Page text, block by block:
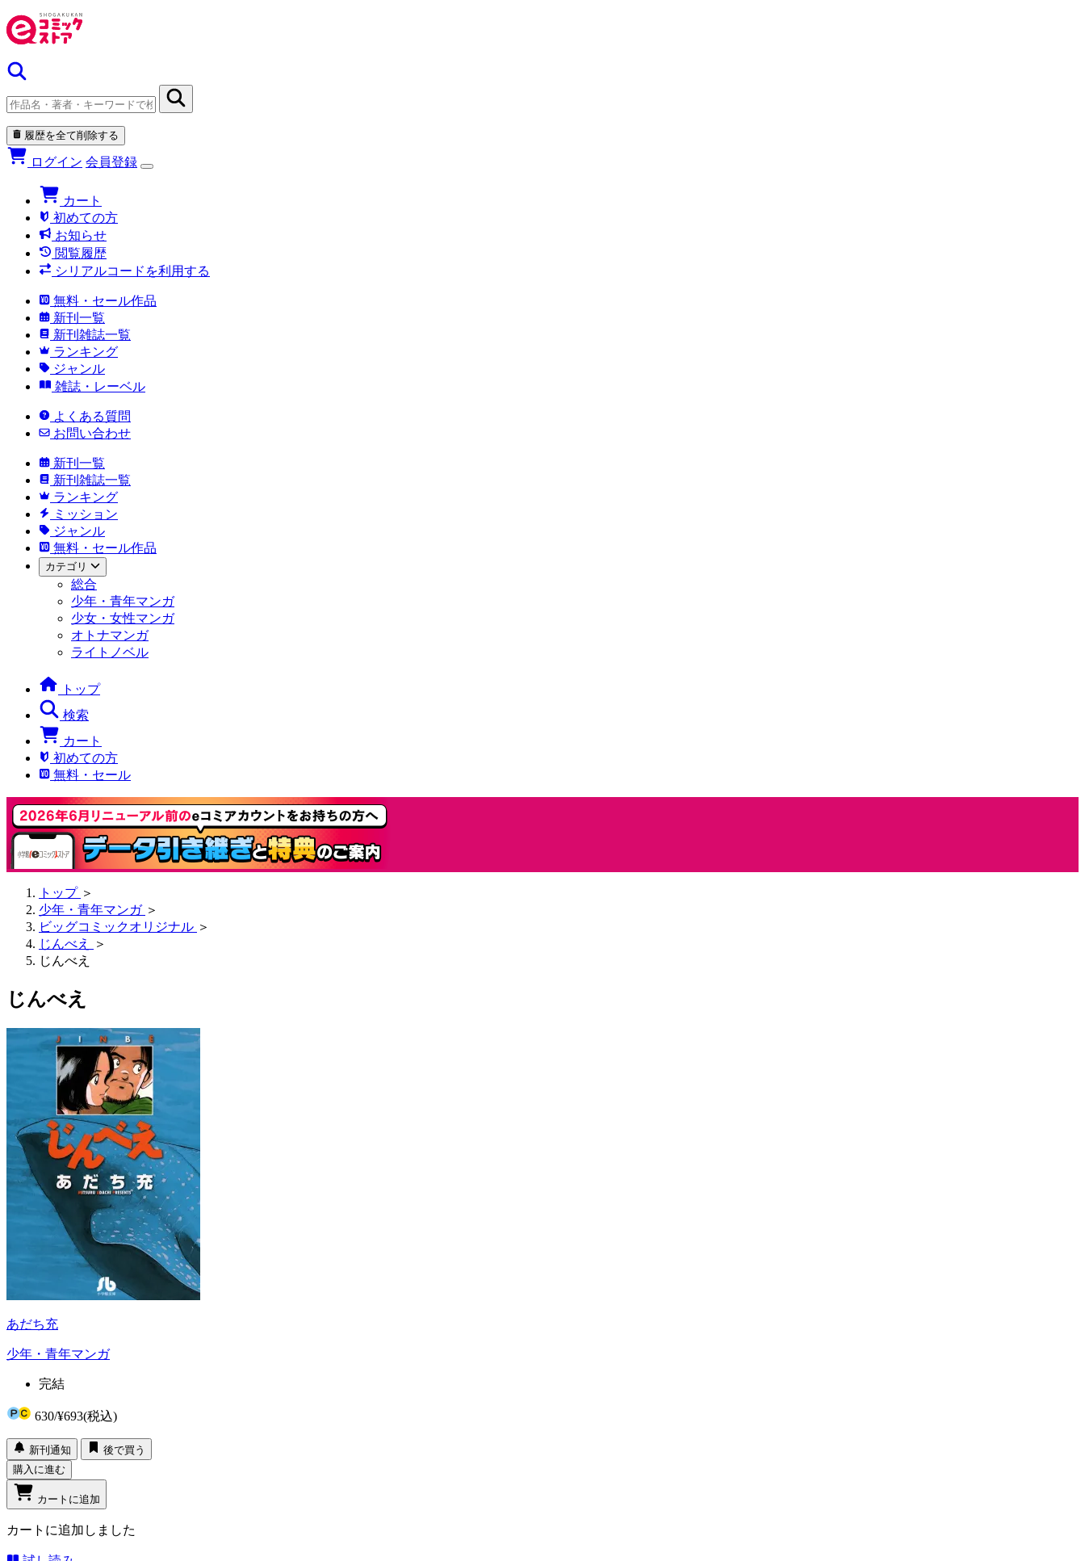
履歴を全て削除する
ログイン 会員登録
カート
初めての方
お知らせ
閲覧履歴
シリアルコードを利用する
無料・セール作品
新刊一覧
新刊雑誌一覧
ランキング
ジャンル
雑誌・レーベル
よくある質問
お問い合わせ
新刊一覧
新刊雑誌一覧
ランキング
ミッション
ジャンル
無料・セール作品
カテゴリ
総合
少年・青年マンガ
少女・女性マンガ
オトナマンガ
ライトノベル
トップ
検索
カート
初めての方
無料・セール
トップ ＞
少年・青年マンガ ＞
ビッグコミックオリジナル ＞
じんべえ
＞
じんべえ
じんべえ
あだち充
少年・青年マンガ
完結
630/¥693(税込)
新刊通知
後で買う
購入に進む
カートに追加
カートに追加しました